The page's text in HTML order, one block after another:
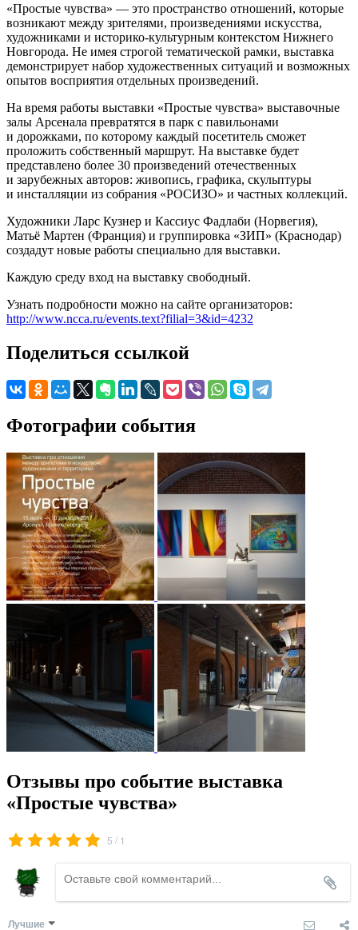
«Простые чувства» — это пространство отношений, которые
возникают между зрителями, произведениями искусства,
художниками и историко-культурным контекстом Нижнего
Новгорода. Не имея строгой тематической рамки, выставка
демонстрирует набор художественных ситуаций и возможных
опытов восприятия отдельных произведений.
На время работы выставки «Простые чувства» выставочные
залы Арсенала превратятся в парк с павильонами
и дорожками, по которому каждый посетитель сможет
проложить собственный маршрут. На выставке будет
представлено более 30 произведений отечественных
и зарубежных авторов: живопись, графика, скульптуры
и инсталляции из собрания «РОСИЗО» и частных коллекций.
Художники Ларс Кузнер и Кассиус Фадлаби (Норвегия),
Матьё Мартен (Франция) и группировка «ЗИП» (Краснодар)
создадут новые работы специально для выставки.
Каждую среду вход на выставку свободный.
Узнать подробности можно на сайте организаторов:
http://www.ncca.ru/events.text?filial=3&id=4232
Поделиться ссылкой
Фотографии события
Отзывы про событие выставка
«Простые чувства»
5 / 1
Лучшие